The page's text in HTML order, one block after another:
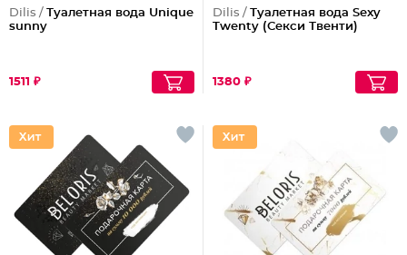
Dilis / Туалетная вода Unique
sunny
1511 ₽
Dilis / Туалетная вода Sexy
Twenty (Секси Твенти)
1380 ₽